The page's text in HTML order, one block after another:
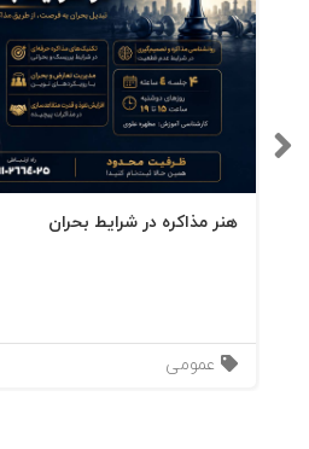
هنر مذاکره در شرایط بحران
عمومی